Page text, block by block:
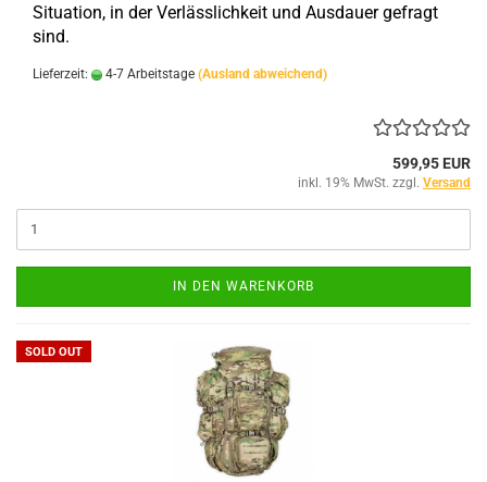
Situation, in der Verlässlichkeit und Ausdauer gefragt
sind.
Lieferzeit: 4-7 Arbeitstage (Ausland abweichend)
599,95 EUR
inkl. 19% MwSt. zzgl. Versand
IN DEN WARENKORB
SOLD OUT